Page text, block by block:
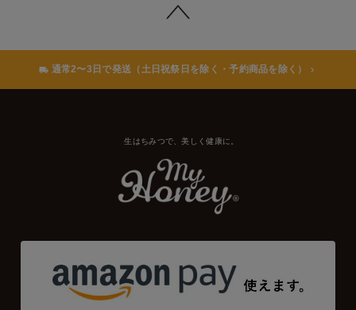
通常2〜3日で発送（土日祝祭日を除く・予約商品を除く）
生はちみつで、美しく健康に。